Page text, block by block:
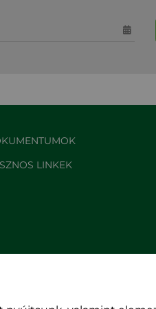
LINKEK